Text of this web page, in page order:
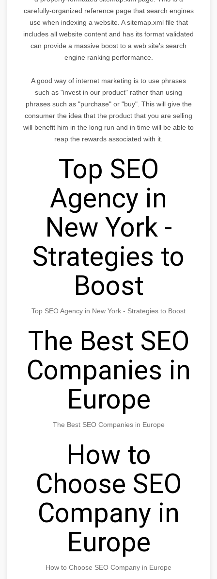
carefully-organized reference page that search engines
use when indexing a website. A sitemap.xml file that
includes all website content and has its format validated
can provide a massive boost to a web site's search
engine ranking performance.
A good way of internet marketing is to use phrases
such as "invest in our product" rather than using
phrases such as "purchase" or "buy". This will give the
consumer the idea that the product that you are selling
will benefit him in the long run and in time will be able to
reap the rewards associated with it.
Top SEO
Agency in
New York -
Strategies to
Boost
Top SEO Agency in New York - Strategies to Boost
The Best SEO
Companies in
Europe
The Best SEO Companies in Europe
How to
Choose SEO
Company in
Europe
How to Choose SEO Company in Europe